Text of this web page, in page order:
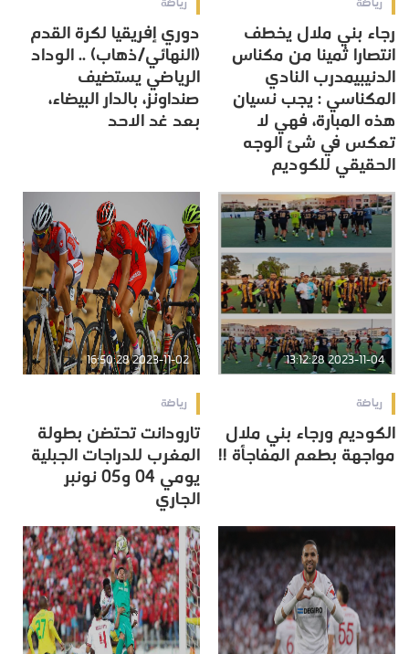
رجاء بني ملال يخطف
انتصارا ثمينا من مكناس
الدنيبيمدرب النادي
المكناسي : يجب نسيان
هذه المبارة، فهي لا
تعكس في شئ الوجه
الحقيقي للكوديم
دوري إفريقيا لكرة القدم
(النهائي/ذهاب) .. الوداد
الرياضي يستضيف
صنداونز، بالدار البيضاء،
بعد غد الاحد
2023-11-04 13:12:28
رياضة
الكوديم ورجاء بني ملال
مواجهة بطعم المفاجأة !!
2023-11-02 16:50:28
رياضة
تارودانت تحتضن بطولة
المغرب للدراجات الجبلية
يومي 04 و05 نونبر
الجاري